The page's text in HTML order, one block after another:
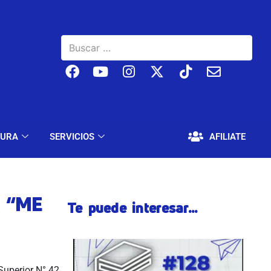
SERVICIOS AFILIATE
EDUCACIÓN Y CULTURA SERVICIOS
“ME Te puede interesar...